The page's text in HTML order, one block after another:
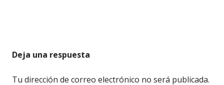
Deja una respuesta
Tu dirección de correo electrónico no será publicada.